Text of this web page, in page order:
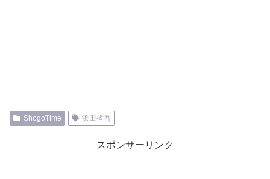
ShogoTime 浜田省吾
スポンサーリンク